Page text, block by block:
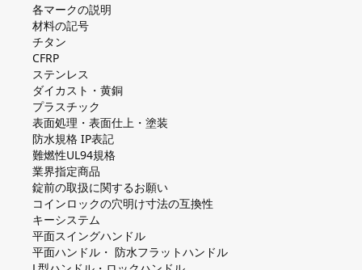
各マークの説明
材料の記号
チタン
CFRP
ステンレス
ダイカスト・⻩銅
プラスチック
表面処理・表面仕上・塗装
防⽔規格 IP表記
難燃性UL94規格
業界指定商品
錠前の取扱に関するお願い
コインロックの⽳明け⼨法の互換性
キーシステム
平⾯スイングハンドル
平⾯ハンドル・ 防⽔フラットハンドル